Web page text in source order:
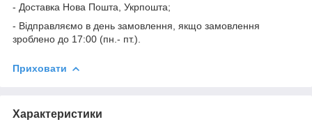
- Доставка Нова Пошта, Укрпошта;
- Відправляємо в день замовлення, якщо замовлення
зроблено до 17:00 (пн.- пт.).
Приховати
Характеристики